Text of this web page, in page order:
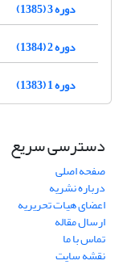
دوره 3 (1385)
دوره 2 (1384)
دوره 1 (1383)
دسترسی سریع
صفحه اصلی
درباره نشریه
اعضای هیات تحریریه
ارسال مقاله
تماس با ما
نقشه سایت